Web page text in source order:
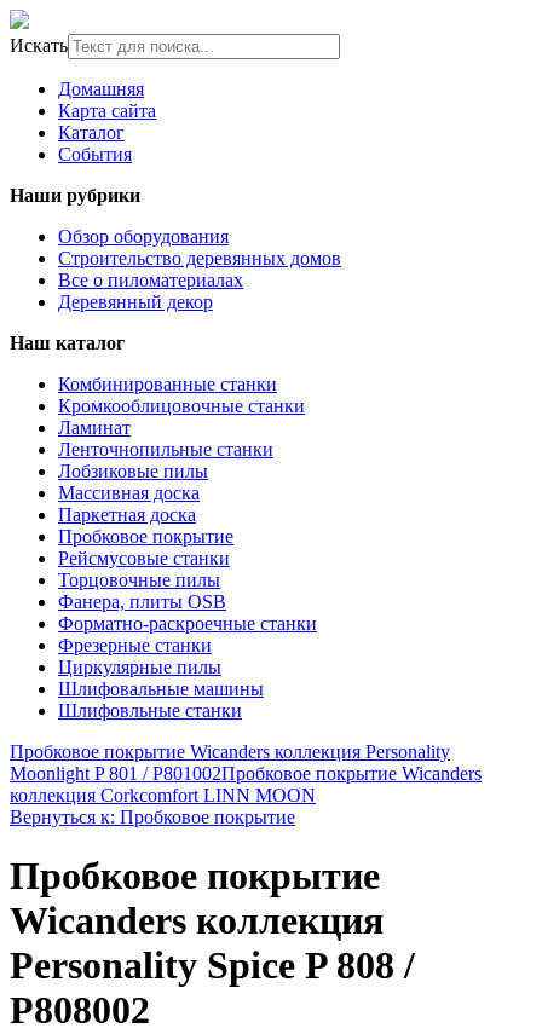
Искать
Домашняя
Карта сайта
Каталог
События
Наши рубрики
Обзор оборудования
Строительство деревянных домов
Все о пиломатериалах
Деревянный декор
Наш каталог
Комбинированные станки
Кромкооблицовочные станки
Ламинат
Ленточнопильные станки
Лобзиковые пилы
Массивная доска
Паркетная доска
Пробковое покрытие
Рейсмусовые станки
Торцовочные пилы
Фанера, плиты OSB
Форматно-раскроечные станки
Фрезерные станки
Циркулярные пилы
Шлифовальные машины
Шлифовльные станки
Пробковое покрытие Wicanders коллекция Personality
Moonlight P 801 / P801002Пробковое покрытие Wicanders
коллекция Corkcomfort LINN MOON
Вернуться к: Пробковое покрытие
Пробковое покрытие
Wicanders коллекция
Personality Spice P 808 /
P808002